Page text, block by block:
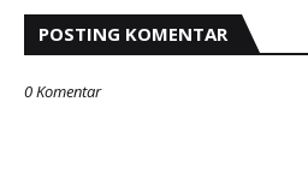
POSTING KOMENTAR
0 Komentar